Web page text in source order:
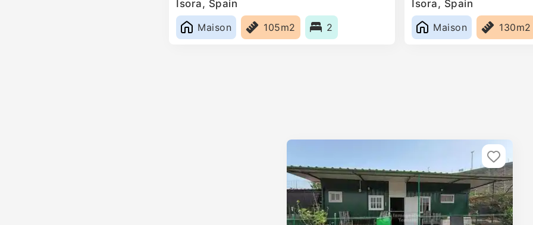
Isora, Spain
Maison
105m2 2
Isora, Spain
Maison
130m2